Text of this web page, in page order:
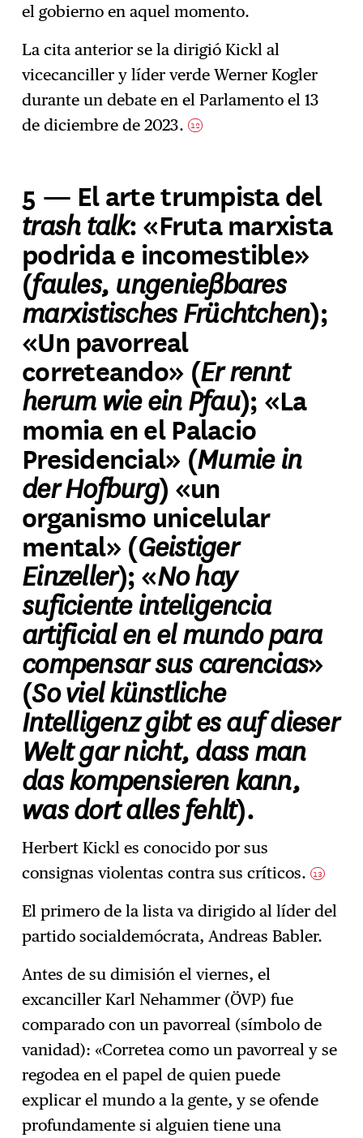
el gobierno en aquel momento.
La cita anterior se la dirigió Kickl al
vicecanciller y líder verde Werner Kogler
durante un debate en el Parlamento el 13
de diciembre de 2023.12
5 — El arte trumpista del
trash talk: «Fruta marxista
podrida e incomestible»
(faules, ungenießbares
marxistisches Früchtchen);
«Un pavorreal
correteando» (Er rennt
herum wie ein Pfau); «La
momia en el Palacio
Presidencial» (Mumie in
der Hofburg) «un
organismo unicelular
mental» (Geistiger
Einzeller); «No hay
suficiente inteligencia
artificial en el mundo para
compensar sus carencias»
(So viel künstliche
Intelligenz gibt es auf dieser
Welt gar nicht, dass man
das kompensieren kann,
was dort alles fehlt).
Herbert Kickl es conocido por sus
consignas violentas contra sus críticos.13
El primero de la lista va dirigido al líder del
partido socialdemócrata, Andreas Babler.
Antes de su dimisión el viernes, el
excanciller Karl Nehammer (ÖVP) fue
comparado con un pavorreal (símbolo de
vanidad): «Corretea como un pavorreal y se
regodea en el papel de quien puede
explicar el mundo a la gente, y se ofende
profundamente si alguien tiene una